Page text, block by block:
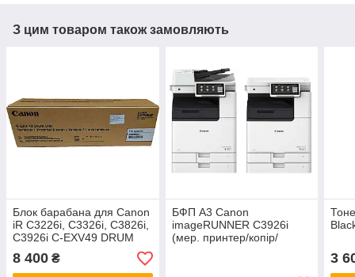
З цим товаром також замовляють
Блок барабана для Canon
iR C3226i, C3326i, C3826i,
C3926i C-EXV49 DRUM
8 400 ₴
БФП А3 Canon
imageRUNNER C3926i
(мер. принтер/копір/
3